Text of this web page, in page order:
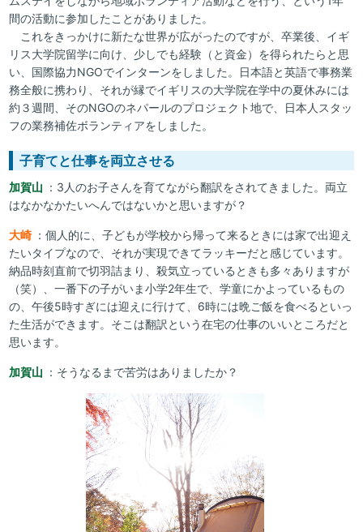
間の活動に参加したことがありました。
これをきっかけに新たな世界が広がったのですが、卒業後、イギ
リス大学院留学に向け、少しでも経験（と資金）を得られたらと思
い、国際協力NGOでインターンをしました。日本語と英語で事務業
務全般に携わり、それが縁でイギリスの大学院在学中の夏休みには
約３週間、そのNGOのネパールのプロジェクト地で、日本人スタッ
フの業務補佐ボランティアをしました。
子育てと仕事を両立させる
加賀山 ：3人のお子さんを育てながら翻訳をされてきました。両立
はなかなかたいへんではないかと思いますが？
大崎 ：個人的に、子どもが学校から帰って来るときには家で出迎え
たいタイプなので、それが実現できてラッキーだと感じています。
納品時刻直前で切羽詰まり、殺気立っているときも多々ありますが
（笑）、一番下の子がいま小学2年生で、学童にかよっているもの
の、午後5時すぎには迎えに行けて、6時には晩ご飯を食べるといっ
た生活ができます。そこは翻訳という在宅の仕事のいいところだと
思います。
加賀山 ：そうなるまで苦労はありましたか？